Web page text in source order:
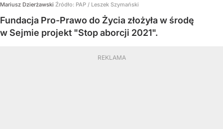
Mariusz Dzierżawski Źródło: PAP / Leszek Szymański
Fundacja Pro-Prawo do Życia złożyła w środę
w Sejmie projekt "Stop aborcji 2021".